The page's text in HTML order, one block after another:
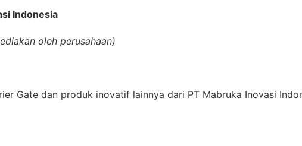
Indonesia
oleh perusahaan)
Gate dan produk inovatif lainnya dari PT Mabruka Inovasi